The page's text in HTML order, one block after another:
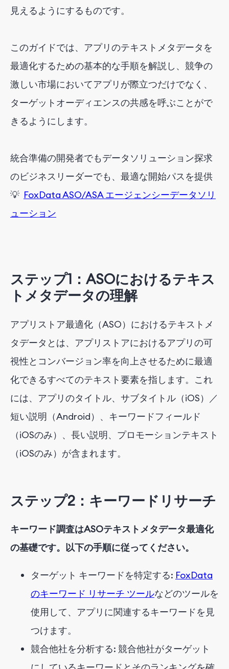
見えるようにするものです。
このガイドでは、アプリのテキストメタデータを
最適化するための基本的な手順を解説し、競争の
激しい市場においてアプリが際立つだけでなく、
ターゲットオーディエンスの共感を呼ぶことがで
きるようにします。
統合準備の開発者でもデータソリューション探求
のビジネスリーダーでも、最適な開始パスを提供
💡 FoxData ASO/ASA エージェンシーデータソリ
ューション
ステップ1：ASOにおけるテキス
トメタデータの理解
アプリストア最適化（ASO）におけるテキストメ
タデータとは、アプリストアにおけるアプリの可
視性とコンバージョン率を向上させるために最適
化できるすべてのテキスト要素を指します。これ
には、アプリのタイトル、サブタイトル（iOS）／
短い説明（Android）、キーワードフィールド
（iOSのみ）、長い説明、プロモーションテキスト
（iOSのみ）が含まれます。
ステップ2：キーワードリサーチ
キーワード調査はASOテキストメタデータ最適化
の基礎です。以下の手順に従ってください。
ターゲット キーワードを特定する: FoxData
のキーワード リサーチ ツールなどのツールを
使用して、アプリに関連するキーワードを見
つけます。
競合他社を分析する: 競合他社がターゲット